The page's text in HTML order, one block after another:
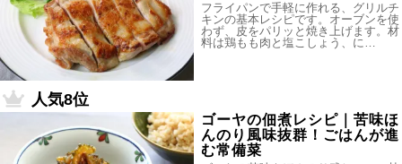
フライパンで手軽に作れる、グリルチ
キンの基本レシピです。オーブンを使
わず、皮をパリッと焼き上げます。材
料は鶏もも肉と塩こしょう、に…
人気8位
ゴーヤの佃煮レシピ｜苦味ほ
んのり風味抜群！ごはんが進
む常備菜